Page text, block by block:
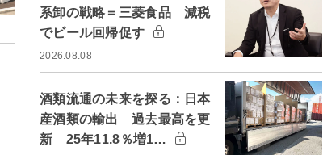
系卸の戦略＝三菱食品 減税
でビール回帰促す
2026.08.08
酒類流通の未来を探る：日本
産酒類の輸出 過去最高を更
新 25年11.8％増1…